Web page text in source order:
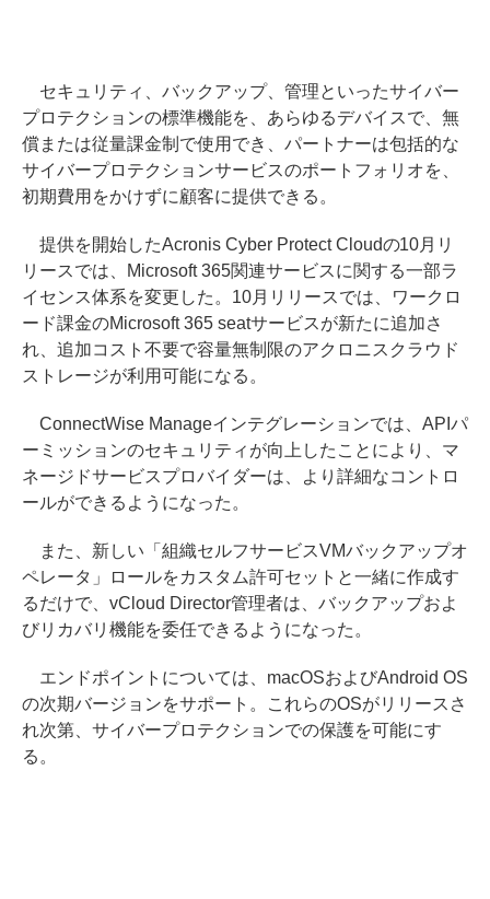
セキュリティ、バックアップ、管理といったサイバー
プロテクションの標準機能を、あらゆるデバイスで、無
償または従量課金制で使用でき、パートナーは包括的な
サイバープロテクションサービスのポートフォリオを、
初期費用をかけずに顧客に提供できる。
提供を開始したAcronis Cyber Protect Cloudの10月リ
リースでは、Microsoft 365関連サービスに関する一部ラ
イセンス体系を変更した。10月リリースでは、ワークロ
ード課金のMicrosoft 365 seatサービスが新たに追加さ
れ、追加コスト不要で容量無制限のアクロニスクラウド
ストレージが利用可能になる。
ConnectWise Manageインテグレーションでは、APIパ
ーミッションのセキュリティが向上したことにより、マ
ネージドサービスプロバイダーは、より詳細なコントロ
ールができるようになった。
また、新しい「組織セルフサービスVMバックアップオ
ペレータ」ロールをカスタム許可セットと一緒に作成す
るだけで、vCloud Director管理者は、バックアップおよ
びリカバリ機能を委任できるようになった。
エンドポイントについては、macOSおよびAndroid OS
の次期バージョンをサポート。これらのOSがリリースさ
れ次第、サイバープロテクションでの保護を可能にす
る。